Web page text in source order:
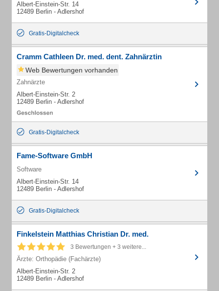
Albert-Einstein-Str. 14
12489 Berlin - Adlershof
Gratis-Digitalcheck
Cramm Cathleen Dr. med. dent. Zahnärztin
Web Bewertungen vorhanden
Zahnärzte
Albert-Einstein-Str. 2
12489 Berlin - Adlershof
Gratis-Digitalcheck
Fame-Software GmbH
Software
Albert-Einstein-Str. 14
12489 Berlin - Adlershof
Gratis-Digitalcheck
Finkelstein Matthias Christian Dr. med.
3 Bewertungen + 3 weitere...
Ärzte: Orthopädie (Fachärzte)
Albert-Einstein-Str. 2
12489 Berlin - Adlershof